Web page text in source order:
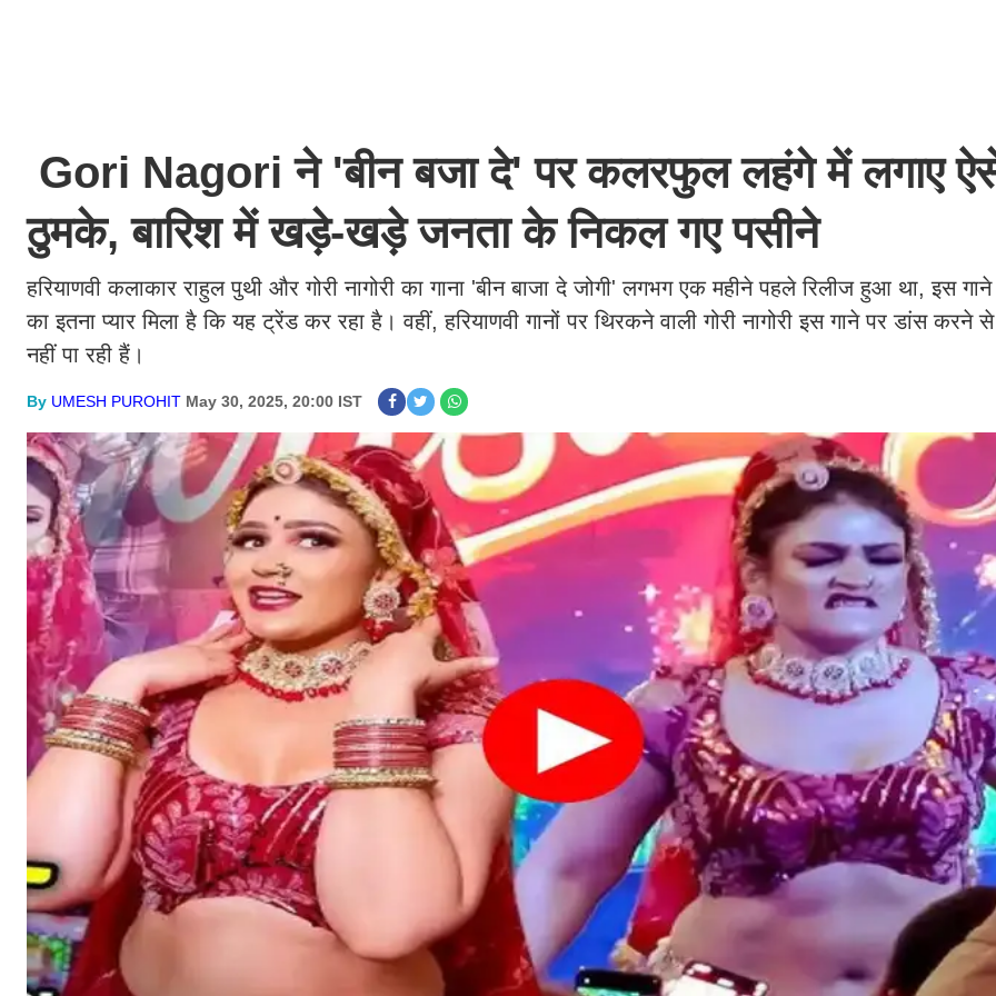
Gori Nagori ने 'बीन बजा दे' पर कलरफुल लहंगे में लगाए
ठुमके, बारिश में खड़े-खड़े जनता के निकल गए पसीने
हरियाणवी कलाकार राहुल पुथी और गोरी नागोरी का गाना 'बीन बाजा दे जोगी' लगभग एक महीने पहले रिलीज हुआ था, इस
का इतना प्यार मिला है कि यह ट्रेंड कर रहा है। वहीं, हरियाणवी गानों पर थिरकने वाली गोरी नागोरी इस गाने पर डांस
नहीं पा रही हैं।
By UMESH PUROHIT May 30, 2025, 20:00 IST